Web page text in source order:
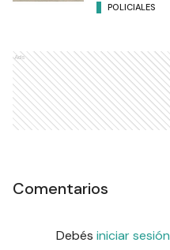
POLICIALES
Ads
Comentarios
Debés iniciar sesión